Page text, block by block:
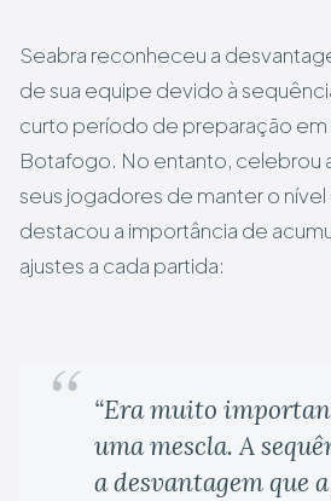
Seabra reconheceu a
de sua equipe devido à
curto período de preparação
Botafogo. No entanto, celebrou
seus jogadores de manter o
destacou a importância de
ajustes a cada partida:
“Era muito
uma mescla. A
a desvantagem que